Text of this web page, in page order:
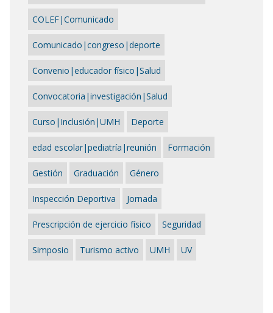
COLEF|Comunicado
Comunicado|congreso|deporte
Convenio|educador físico|Salud
Convocatoria|investigación|Salud
Curso|Inclusión|UMH Deporte
edad escolar|pediatría|reunión Formación
Gestión Graduación Género
Inspección Deportiva Jornada
Prescripción de ejercicio físico Seguridad
Simposio Turismo activo UMH UV